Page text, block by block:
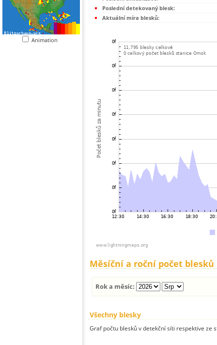
Animation
Poslední detekovaný blesk:
Aktuální míra blesků:
Měsíční a roční počet blesků
Rok a měsíc:
Všechny blesky
Graf počtu blesků v detekční síti respektive ze